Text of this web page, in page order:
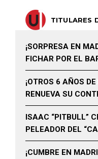
TITULARES
¡SORPRESA EN
FICHAR POR EL
¡OTROS 6 AÑOS
RENUEVA SU
ISAAC “PITBULL”
PELEADOR DEL
¡CUMBRE EN